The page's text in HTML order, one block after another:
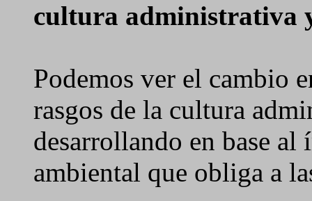
cultura administrativa
Podemos ver el cambio
rasgos de la cultura
desarrollando en base
ambiental que obliga a